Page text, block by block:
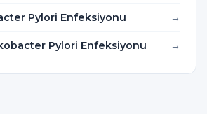
Pylori Enfeksiyonu
Pylori Enfeksiyonu